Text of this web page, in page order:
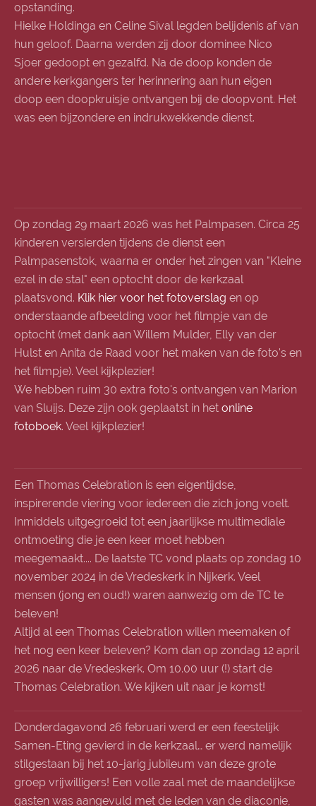
opstanding.
Hielke Holdinga en Celine Sival legden belijdenis af van
hun geloof. Daarna werden zij door dominee Nico
Sjoer gedoopt en gezalfd. Na de doop konden de
andere kerkgangers ter herinnering aan hun eigen
doop een doopkruisje ontvangen bij de doopvont. Het
was een bijzondere en indrukwekkende dienst.
Op zondag 29 maart 2026 was het Palmpasen. Circa 25
kinderen versierden tijdens de dienst een
Palmpasenstok, waarna er onder het zingen van "Kleine
ezel in de stal" een optocht door de kerkzaal
plaatsvond. Klik hier voor het fotoverslag en op
onderstaande afbeelding voor het filmpje van de
optocht (met dank aan Willem Mulder, Elly van der
Hulst en Anita de Raad voor het maken van de foto's en
het filmpje). Veel kijkplezier!
We hebben ruim 30 extra foto's ontvangen van Marion
van Sluijs. Deze zijn ook geplaatst in het online
fotoboek. Veel kijkplezier!
Een Thomas Celebration is een eigentijdse,
inspirerende viering voor iedereen die zich jong voelt.
Inmiddels uitgegroeid tot een jaarlijkse multimediale
ontmoeting die je een keer moet hebben
meegemaakt.... De laatste TC vond plaats op zondag 10
november 2024 in de Vredeskerk in Nijkerk. Veel
mensen (jong en oud!) waren aanwezig om de TC te
beleven!
Altijd al een Thomas Celebration willen meemaken of
het nog een keer beleven? Kom dan op zondag 12 april
2026 naar de Vredeskerk. Om 10.00 uur (!) start de
Thomas Celebration. We kijken uit naar je komst!
Donderdagavond 26 februari werd er een feestelijk
Samen-Eting gevierd in de kerkzaal… er werd namelijk
stilgestaan bij het 10-jarig jubileum van deze grote
groep vrijwilligers! Een volle zaal met de maandelijkse
gasten was aangevuld met de leden van de diaconie,